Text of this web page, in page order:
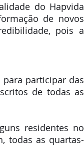
do Hapvida
de novos
pois a
participar das
de todas as
residentes no
todas as quartas-